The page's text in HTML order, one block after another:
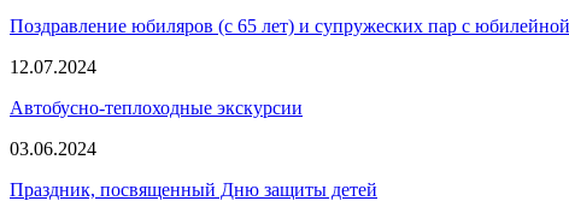
Поздравление юбиляров (с 65 лет) и супружеских пар с
12.07.2024
Автобусно-теплоходные экскурсии
03.06.2024
Праздник, посвященный Дню защиты детей